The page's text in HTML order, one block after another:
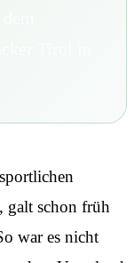
galt schon früh
war es nicht